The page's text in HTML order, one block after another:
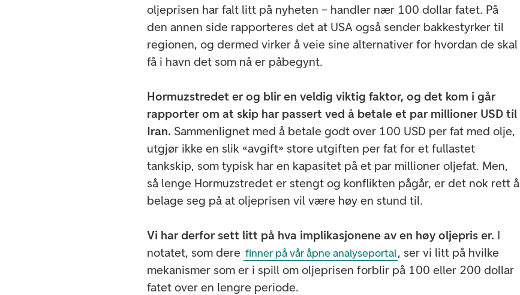
oljeprisen har falt litt på nyheten – handler nær 100 dollar fatet. På
den annen side rapporteres det at USA også sender bakkestyrker til
regionen, og dermed virker å veie sine alternativer for hvordan de skal
få i havn det som nå er påbegynt.
Hormuzstredet er og blir en veldig viktig faktor, og det kom i går
rapporter om at skip har passert ved å betale et par millioner USD til
Iran. Sammenlignet med å betale godt over 100 USD per fat med olje,
utgjør ikke en slik «avgift» store utgiften per fat for et fullastet
tankskip, som typisk har en kapasitet på et par millioner oljefat. Men,
så lenge Hormuzstredet er stengt og konflikten pågår, er det nok rett å
belage seg på at oljeprisen vil være høy en stund til.
Vi har derfor sett litt på hva implikasjonene av en høy oljepris er. I
notatet, som dere finner på vår åpne analyseportal, ser vi litt på hvilke
mekanismer som er i spill om oljeprisen forblir på 100 eller 200 dollar
fatet over en lengre periode.